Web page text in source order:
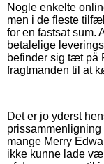
Nogle enkelte
men i de fleste
for en fastsat sum.
betalelige
befinder sig tæt på
fragtmanden til at
Det er jo yderst
mange Merry
ikke kunne lade